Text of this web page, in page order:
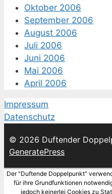
Oktober 2006
September 2006
August 2006
Juli 2006
Juni 2006
Mai 2006
April 2006
Impressum
Datenschutz
© 2026 Duftender
GeneratePress
Der "Duftende Doppelpunkt"
für ihre Grundfunktionen
jedoch keinerlei Cookies zu